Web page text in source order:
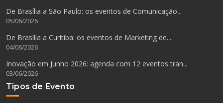
De Brasília a São Paulo: os eventos de Comunicação...
05/06/2026
De Brasília a Curitiba: os eventos de Marketing de...
04/06/2026
Inovação em Junho 2026: agenda com 12 eventos tran...
03/06/2026
Tipos de Evento